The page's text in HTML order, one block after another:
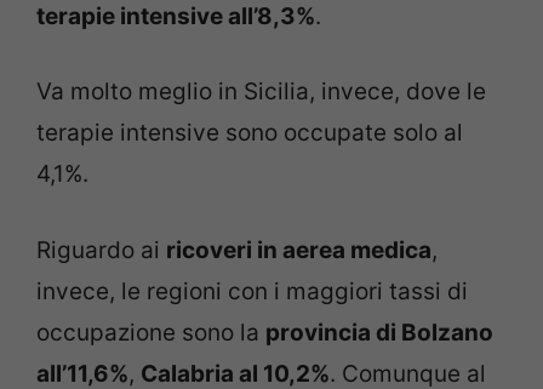
terapie intensive all’8,3%.
Va molto meglio in Sicilia, invece, dove le
terapie intensive sono occupate solo al
4,1%.
Riguardo ai ricoveri in aerea medica,
invece, le regioni con i maggiori tassi di
occupazione sono la provincia di Bolzano
all’11,6%, Calabria al 10,2%. Comunque al